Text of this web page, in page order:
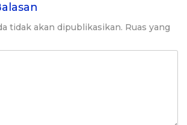
tidak akan dipublikasikan. Ruas yang